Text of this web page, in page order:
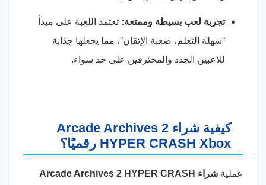
تجربة لعب بسيطة وممتعة: تعتمد اللعبة على مبدأ
“سهلة التعلم، صعبة الإتقان”، مما يجعلها جذابة
للاعبين الجدد والمحترفين على حد سواء.
كيفية شراء Arcade Archives 2
HYPER CRASH Xbox رقميًا؟
عملية
شراء Arcade Archives 2 HYPER CRASH